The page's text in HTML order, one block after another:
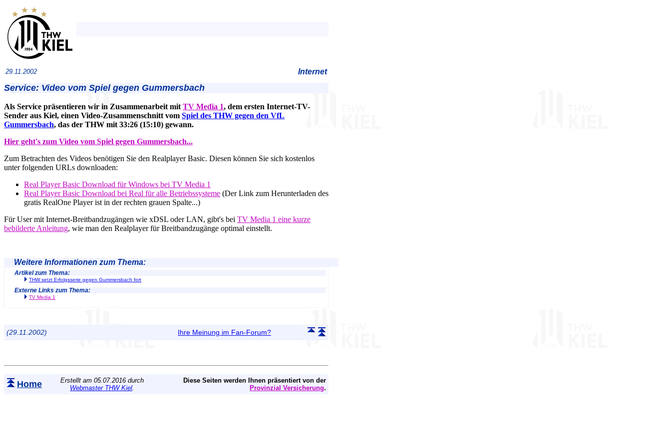
29.11.2002 Internet
Service: Video vom Spiel gegen Gummersbach
Als Service präsentieren wir in Zusammenarbeit mit TV Media 1, dem ersten Internet-TV-
Sender aus Kiel, einen Video-Zusammenschnitt vom Spiel des THW gegen den VfL
Gummersbach, das der THW mit 33:26 (15:10) gewann.
Hier geht's zum Video vom Spiel gegen Gummersbach...
Zum Betrachten des Videos benötigen Sie den Realplayer Basic. Diesen können Sie sich kostenlos
unter folgenden URLs downloaden:
Real Player Basic Download für Windows bei TV Media 1
Real Player Basic Download bei Real für alle Betriebssysteme (Der Link zum Herunterladen des
gratis RealOne Player ist in der rechten grauen Spalte...)
Für User mit Internet-Breitbandzugängen wie xDSL oder LAN, gibt's bei TV Media 1 eine kurze
bebilderte Anleitung, wie man den Realplayer für Breitbandzugänge optimal einstellt.
Weitere Informationen zum Thema:
Artikel zum Thema:
THW setzt Erfolgsserie gegen Gummersbach fort
Externe Links zum Thema:
TV Media 1
(29.11.2002) Ihre Meinung im Fan-Forum?
Home
Erstellt am 05.07.2016 durch
Webmaster THW Kiel.
Diese Seiten werden Ihnen präsentiert von der
Provinzial Versicherung.